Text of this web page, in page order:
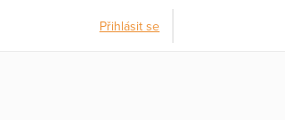
Přihlásit se